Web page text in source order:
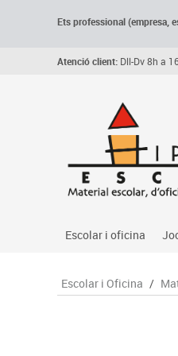
Ets professional (empresa,
Atenció client: Dll-Dv 8h a
Escolar i oficina
Arxiu, carpetes i
Escolar i Oficina /